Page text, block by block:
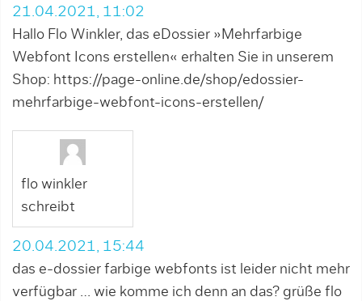
21.04.2021, 11:02
Hallo Flo Winkler, das eDossier »Mehrfarbige
Webfont Icons erstellen« erhalten Sie in unserem
Shop: https://page-online.de/shop/edossier-
mehrfarbige-webfont-icons-erstellen/
flo winkler
schreibt
20.04.2021, 15:44
das e-dossier farbige webfonts ist leider nicht mehr
verfügbar … wie komme ich denn an das? grüße flo